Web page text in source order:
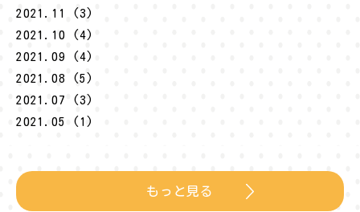
2021.11 (3)
2021.10 (4)
2021.09 (4)
2021.08 (5)
2021.07 (3)
2021.05 (1)
もっと見る